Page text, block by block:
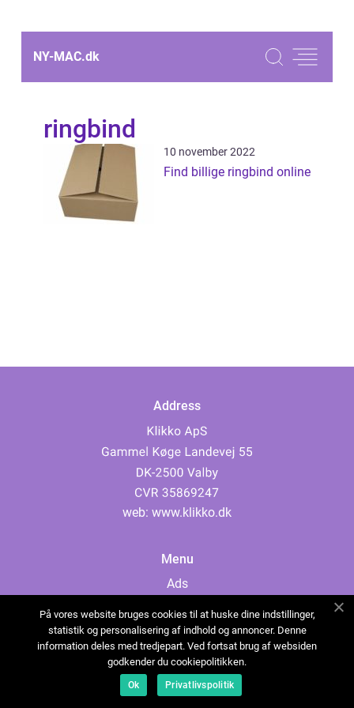
NY-MAC.dk
ringbind
10 november 2022
Find billige ringbind online
Address
web: www.klikko.dk
Menu
Ads
Cookies
Contact
Sitemap
På vores website bruges cookies til at huske dine indstillinger,
statistik og personalisering af indhold og annoncer. Denne
information deles med tredjepart. Ved fortsat brug af websiden
godkender du cookiepolitikken.
Ok Privatlivspolitik